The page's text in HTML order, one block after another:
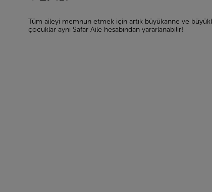
Tüm aileyi memnun etmek için artık büyükanne ve
çocuklar aynı Safar Aile hesabından yararlanabilir!